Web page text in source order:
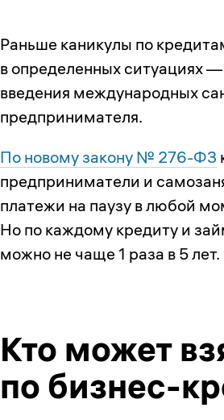
Раньше каникулы по
в определенных ситуациях
введения международных
предпринимателя.
По новому закону № 276-ФЗ
предприниматели и
платежи на паузу в любой
Но по каждому кредиту и
можно не чаще 1 раза в 5 лет.
Кто может
по бизнес-